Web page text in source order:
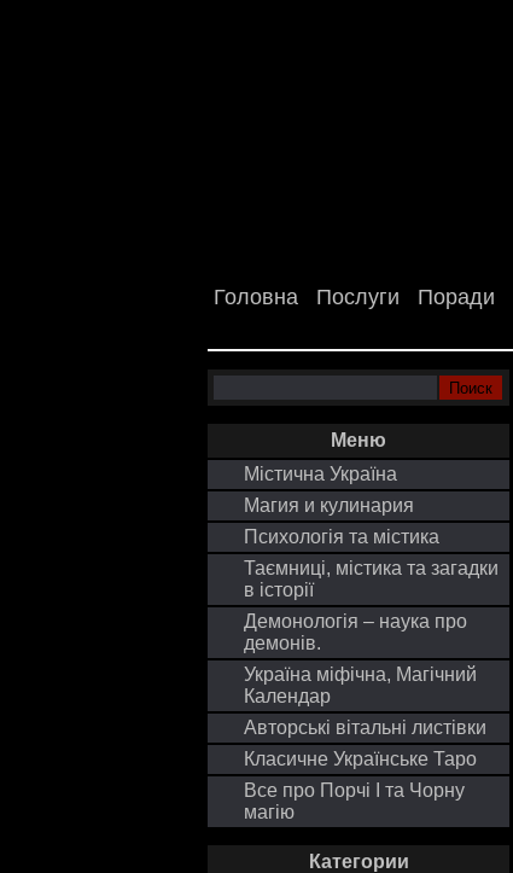
Головна Послуги Поради
Меню
Містична Україна
Магия и кулинария
Психологія та містика
Таємниці, містика та загадки
в історії
Демонологія – наука про
демонів.
Україна міфічна, Магічний
Календар
Авторські вітальні листівки
Класичне Українське Таро
Все про Порчі І та Чорну
магію
Категории